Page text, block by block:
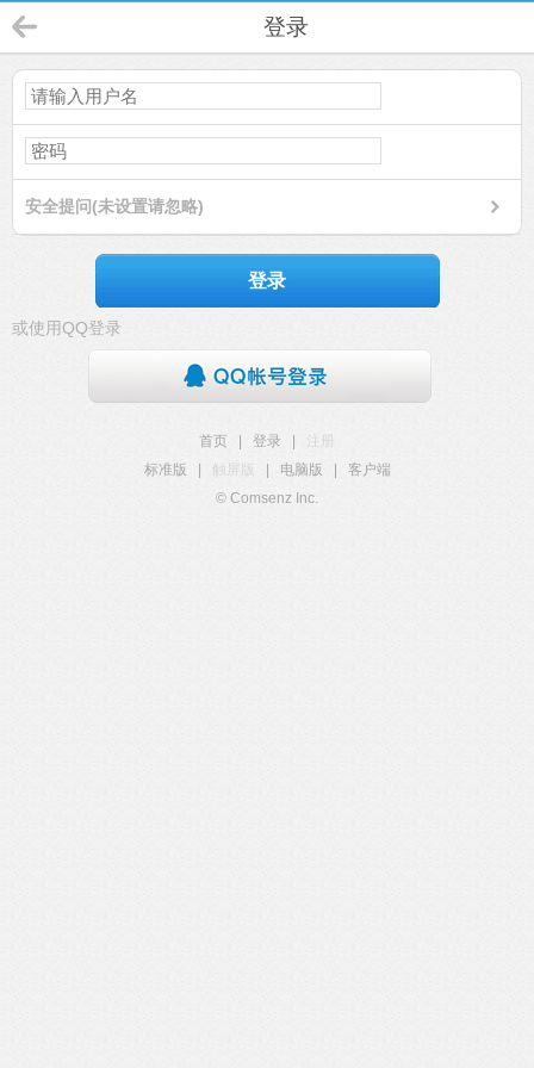
登录
安全提问(未设置请忽略)
登录
或使用QQ登录
首页 登录
注册
标准版
触屏版 电脑版
客户端
© Comsenz Inc.